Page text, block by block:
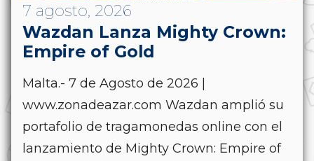
7 agosto, 2026
Wazdan Lanza Mighty Crown:
Empire of Gold
Malta.- 7 de Agosto de 2026 |
www.zonadeazar.com Wazdan amplió su
portafolio de tragamonedas online con el
lanzamiento de Mighty Crown: Empire of